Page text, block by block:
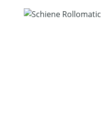
Bildergalerie überspringen